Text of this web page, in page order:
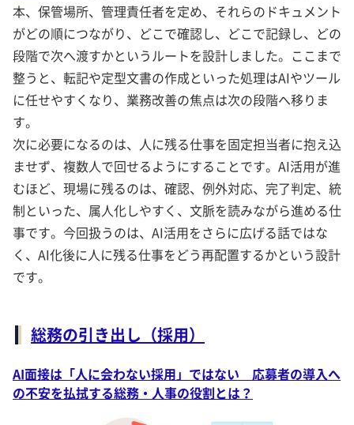
本、保管場所、管理責任者を定め、それらのドキュメント
がどの順につながり、どこで確認し、どこで記録し、どの
段階で次へ渡すかというルートを設計しました。ここまで
整うと、転記や定型文書の作成といった処理はAIやツール
に任せやすくなり、業務改善の焦点は次の段階へ移りま
す。
次に必要になるのは、人に残る仕事を固定担当者に抱え込
ませず、複数人で回せるようにすることです。AI活用が進
むほど、現場に残るのは、確認、例外対応、完了判定、統
制といった、属人化しやすく、文脈を読みながら進める仕
事です。今回扱うのは、AI活用をさらに広げる話ではな
く、AI化後に人に残る仕事をどう再配置するかという設計
です。
総務の引き出し（採用）
AI面接は「人に会わない採用」ではない 応募者の導入へ
の不安を払拭する総務・人事の役割とは？